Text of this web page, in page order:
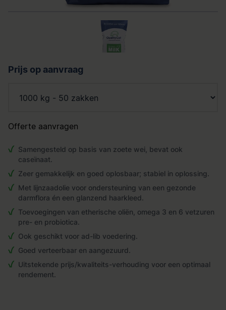
Prijs op aanvraag
Offerte aanvragen
Samengesteld op basis van zoete wei, bevat ook
caseïnaat.
Zeer gemakkelijk en goed oplosbaar; stabiel in oplossing.
Met lijnzaadolie voor ondersteuning van een gezonde
darmflora én een glanzend haarkleed.
Toevoegingen van etherische oliën, omega 3 en 6 vetzuren
pre- en probiotica.
Ook geschikt voor ad-lib voedering.
Goed verteerbaar en aangezuurd.
Uitstekende prijs/kwaliteits-verhouding voor een optimaal
rendement.